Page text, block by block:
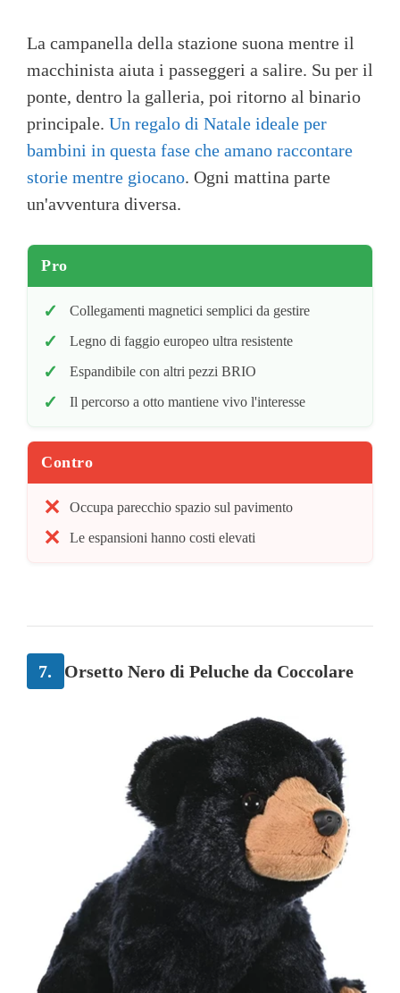
La campanella della stazione suona mentre il
macchinista aiuta i passeggeri a salire. Su per il
ponte, dentro la galleria, poi ritorno al binario
principale. Un regalo di Natale ideale per
bambini in questa fase che amano raccontare
storie mentre giocano. Ogni mattina parte
un'avventura diversa.
Pro
Collegamenti magnetici semplici da gestire
Legno di faggio europeo ultra resistente
Espandibile con altri pezzi BRIO
Il percorso a otto mantiene vivo l'interesse
Contro
Occupa parecchio spazio sul pavimento
Le espansioni hanno costi elevati
7. Orsetto Nero di Peluche da Coccolare